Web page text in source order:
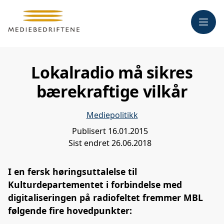
Meny
Lokalradio må sikres
bærekraftige vilkår
Mediepolitikk
Publisert 16.01.2015
Sist endret26.06.2018
I en fersk høringsuttalelse til
Kulturdepartementet i forbindelse med
digitaliseringen på radiofeltet fremmer MBL
følgende fire hovedpunkter: